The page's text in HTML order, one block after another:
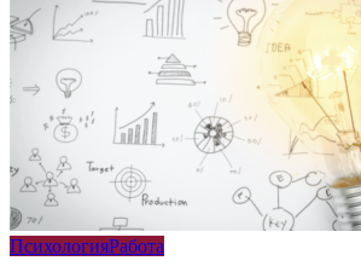
ПсихологияРабота